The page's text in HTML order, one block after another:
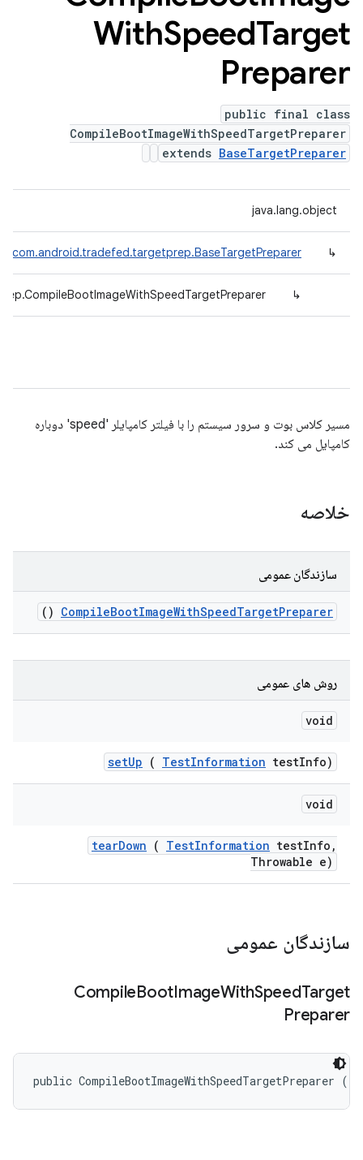
WithSpeedTarget
Preparer
public final class
CompileBootImageWithSpeedTargetPreparer
extends BaseTargetPreparer
java.lang.object
↳
com.android.tradefed.targetprep.BaseTargetPreparer
↳
مسیر کلاس بوت و سرور سیستم را با فیلتر کامپایلر 'speed' دوباره
کامپایل می کند.
خلاصه
سازندگان عمومی
CompileBootImageWithSpeedTargetPreparer
()
روش های عمومی
void
setUp ( TestInformation testInfo)
void
tearDown ( TestInformation testInfo ,
Throwable e)
سازندگان عمومی
CompileBootImageWithSpeedTarget
Preparer
public CompileBootImageWithSpeedTargetPreparer ()